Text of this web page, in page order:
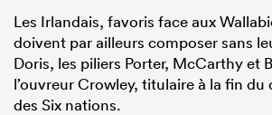
Les Irlandais, favoris face aux
doivent par ailleurs composer sans
Doris, les piliers Porter, McCarthy et
l’ouvreur Crowley, titulaire à la fin du
des Six nations.